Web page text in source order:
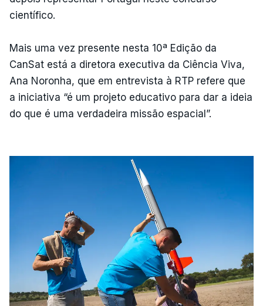
científico.
Mais uma vez presente nesta 10ª Edição da
CanSat está a diretora executiva da Ciência Viva,
Ana Noronha, que em entrevista à RTP refere que
a iniciativa “é um projeto educativo para dar a ideia
do que é uma verdadeira missão espacial”.